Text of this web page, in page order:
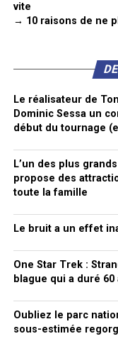
vite
→ 10 raisons de ne
Le réalisateur de
Dominic Sessa un
début du tournage
L’un des plus
propose des
toute la famille
Le bruit a un effet
One Star Trek :
blague qui a duré 60
Oubliez le parc
sous-estimée